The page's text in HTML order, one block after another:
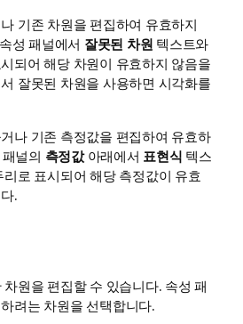
기존 차원을 편집하여 유효하지
성 패널에서 잘못된 차원 텍스트와
되어 해당 차원이 유효하지 않음을
잘못된 차원을 사용하면 시각화를
나 기존 측정값을 편집하여 유효하
널의 측정값아래에서 표현식 텍스
로 표시되어 해당 측정값이 유효
.
원을 편집할 수 있습니다. 속성 패
려는 차원을 선택합니다.